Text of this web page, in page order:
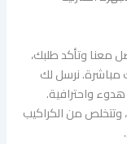
معنا وتأكد طلبك،
نرسل لك
واحترافية.
وتتخلص من الكراكيب